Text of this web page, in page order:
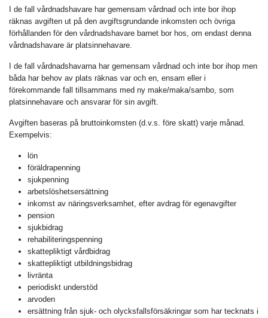
I de fall vårdnadshavare har gemensam vårdnad och inte bor ihop
räknas avgiften ut på den avgiftsgrundande inkomsten och övriga
förhållanden för den vårdnadshavare barnet bor hos, om endast denna
vårdnadshavare är platsinnehavare.
I de fall vårdnadshavarna har gemensam vårdnad och inte bor ihop men
båda har behov av plats räknas var och en, ensam eller i
förekommande fall tillsammans med ny make/maka/sambo, som
platsinnehavare och ansvarar för sin avgift.
Avgiften baseras på bruttoinkomsten (d.v.s. före skatt) varje månad.
Exempelvis:
lön
föräldrapenning
sjukpenning
arbetslöshetsersättning
inkomst av näringsverksamhet, efter avdrag för egenavgifter
pension
sjukbidrag
rehabiliteringspenning
skattepliktigt vårdbidrag
skattepliktigt utbildningsbidrag
livränta
periodiskt understöd
arvoden
ersättning från sjuk- och olycksfallsförsäkringar som har tecknats i